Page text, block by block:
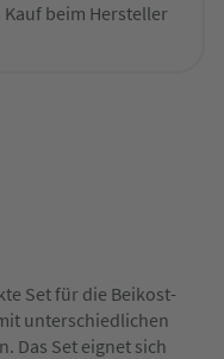
beim Hersteller
Set für die Beikost-
unterschiedlichen
Das Set eignet sich